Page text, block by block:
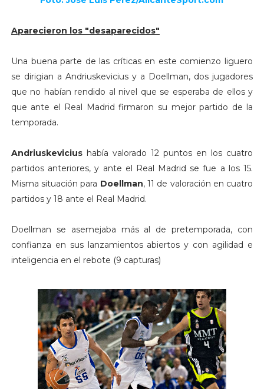
Aparecieron los "desaparecidos"
Una buena parte de las críticas en este comienzo liguero
se dirigian a Andriuskevicius y a Doellman, dos jugadores
que no habían rendido al nivel que se esperaba de ellos y
que ante el Real Madrid firmaron su mejor partido de la
temporada.
Andriuskevicius había valorado 12 puntos en los cuatro
partidos anteriores, y ante el Real Madrid se fue a los 15.
Misma situación para Doellman, 11 de valoración en cuatro
partidos y 18 ante el Real Madrid.
Doellman se asemejaba más al de pretemporada, con
confianza en sus lanzamientos abiertos y con agilidad e
inteligencia en el rebote (9 capturas)